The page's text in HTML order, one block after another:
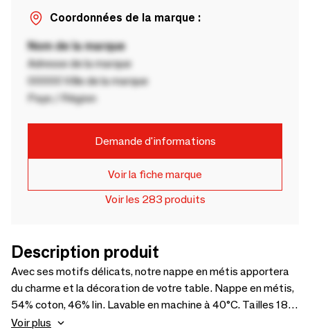
Coordonnées de la marque :
Nom de la marque
Adresse de la marque
00000 Ville de la marque
Pays / Région
Demande d'informations
Voir la fiche marque
Voir les 283 produits
Description produit
Avec ses motifs délicats, notre nappe en métis apportera
du charme et la décoration de votre table. Nappe en métis,
54% coton, 46% lin. Lavable en machine à 40°C. Tailles 180
× 180 cm, 160 x 240 cm, 180 x 300 cm.
Voir plus